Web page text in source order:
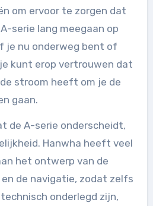
om ervoor te zorgen dat
serie lang meegaan op
je nu onderweg bent of
kunt erop vertrouwen dat
stroom heeft om je de
gaan.
de A-serie onderscheidt,
Hanwha heeft veel
het ontwerp van de
de navigatie, zodat zelfs
onderlegd zijn,